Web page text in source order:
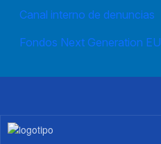
Canal interno de denuncias
Fondos Next Generation EU
Imagen